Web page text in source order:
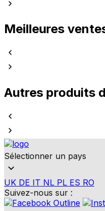
Meilleures
Autres produits
Sélectionner un pays
UK DE IT NL PL ES RO
Suivez-nous sur :